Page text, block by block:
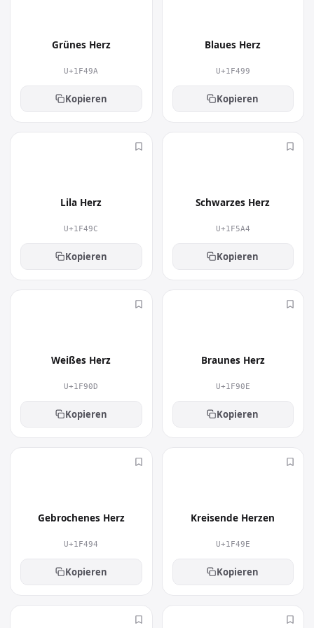
Grünes Herz
U+1F49A
Kopieren
Blaues Herz
U+1F499
Kopieren
Lila Herz
U+1F49C
Kopieren
Schwarzes Herz
U+1F5A4
Kopieren
Weißes Herz
U+1F90D
Kopieren
Braunes Herz
U+1F90E
Kopieren
Gebrochenes Herz
U+1F494
Kopieren
Kreisende Herzen
U+1F49E
Kopieren